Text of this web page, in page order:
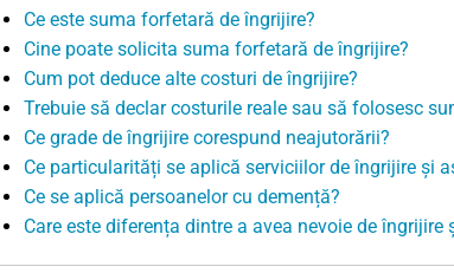
Ce este suma forfetară de îngrijire?
Cine poate solicita suma forfetară de îngrijire?
Cum pot deduce alte costuri de îngrijire?
Trebuie să declar costurile reale sau să folosesc
Ce grade de îngrijire corespund neajutorării?
Ce particularități se aplică serviciilor de îngrijire și
Ce se aplică persoanelor cu demență?
Care este diferența dintre a avea nevoie de îngrijire